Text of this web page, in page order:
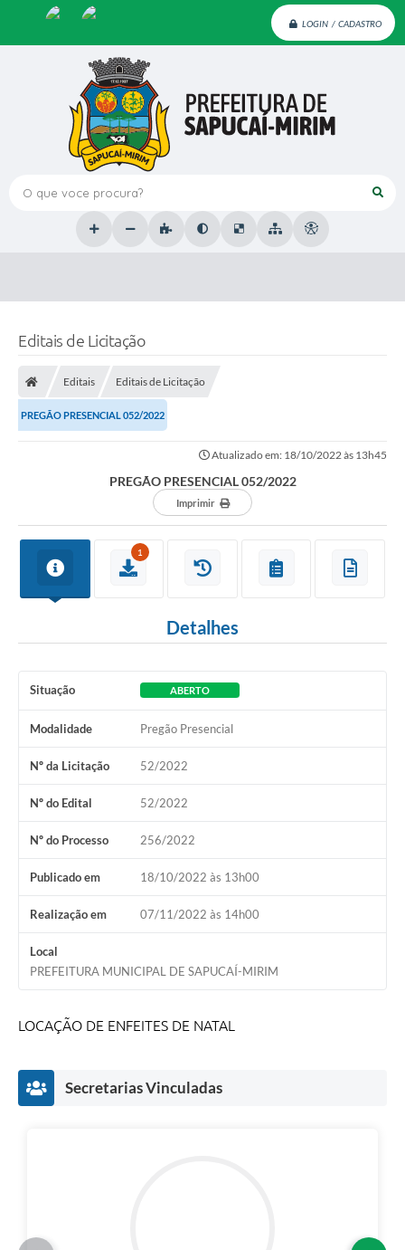
LOGIN / CADASTRO
O que voce procura?
Editais de Licitação
Editais Editais de Licitação
PREGÃO PRESENCIAL 052/2022
Atualizado em: 18/10/2022 às 13h45
PREGÃO PRESENCIAL 052/2022
Imprimir
1
Detalhes
Situação ABERTO
Modalidade Pregão Presencial
Nº da Licitação 52/2022
Nº do Edital 52/2022
Nº do Processo 256/2022
Publicado em 18/10/2022 às 13h00
Realização em 07/11/2022 às 14h00
Local
PREFEITURA MUNICIPAL DE SAPUCAÍ-MIRIM
LOCAÇÃO DE ENFEITES DE NATAL
Secretarias Vinculadas